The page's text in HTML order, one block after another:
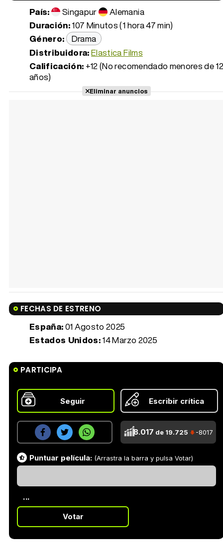
País: Singapur
Alemania
Duración:107 Minutos (1 hora 47 min)
Género: Drama
Distribuidora:Elastica Films
Calificación: +12 (No recomendado menores de 12
años)
Eliminar anuncios
FECHAS DE ESTRENO
España:01 Agosto 2025
Estados Unidos:14 Marzo 2025
PARTICIPA
Seguir Escribir crítica
8.017 de 19.725 -8017
Puntuar película: (Arrastra la barra y pulsa Votar)
...
Votar